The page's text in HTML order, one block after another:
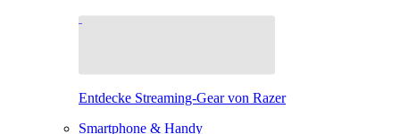
Entdecke Streaming-Gear von Razer
Smartphone & Handy